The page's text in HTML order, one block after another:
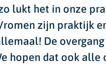
lukt het in onze
zijn praktijk
De
hopen dat ook